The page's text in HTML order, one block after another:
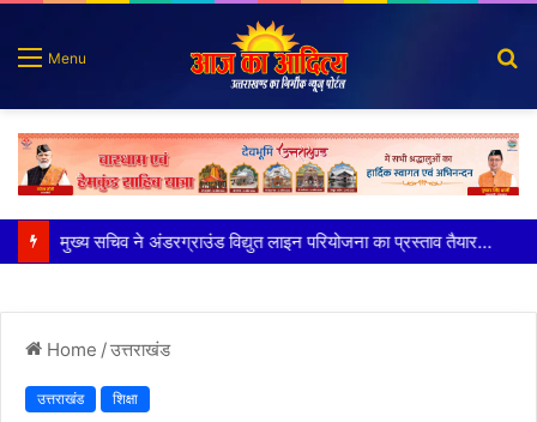
Menu
मुख्य सचिव ने अंडरग्राउंड विद्युत लाइन परियोजना का प्रस्ताव तैयार करने के दिये निर्देश
Home /उत्तराखंड
उत्तराखंड शिक्षा